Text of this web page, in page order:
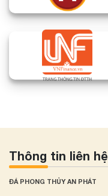
Thông tin liên hệ
ĐÁ PHONG THỦY AN PHÁT